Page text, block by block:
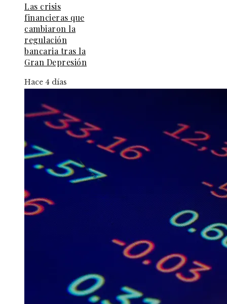
Las crisis
financieras que
cambiaron la
regulación
bancaria tras la
Gran Depresión
Hace 4 días